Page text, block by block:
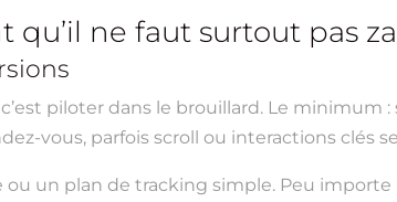
qu’il ne faut surtout pas
piloter dans le brouillard. Le minimum
vous, parfois scroll ou interactions clés
un plan de tracking simple. Peu importe